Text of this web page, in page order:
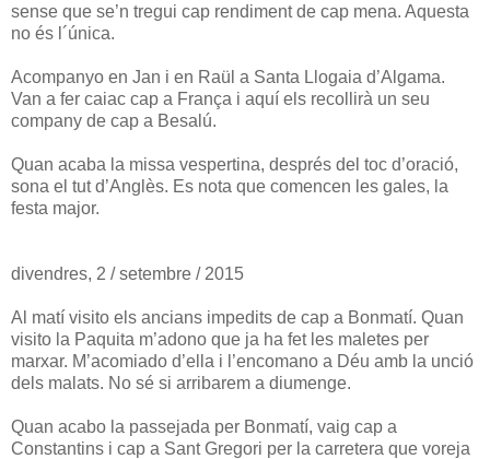
sense que se’n tregui cap rendiment de cap mena. Aquesta
no és l´única.
Acompanyo en Jan i en Raül a Santa Llogaia d’Algama.
Van a fer caiac cap a França i aquí els recollirà un seu
company de cap a Besalú.
Quan acaba la missa vespertina, després del toc d’oració,
sona el tut d’Anglès. Es nota que comencen les gales, la
festa major.
divendres, 2 / setembre / 2015
Al matí visito els ancians impedits de cap a Bonmatí. Quan
visito la Paquita m’adono que ja ha fet les maletes per
marxar. M’acomiado d’ella i l’encomano a Déu amb la unció
dels malats. No sé si arribarem a diumenge.
Quan acabo la passejada per Bonmatí, vaig cap a
Constantins i cap a Sant Gregori per la carretera que voreja